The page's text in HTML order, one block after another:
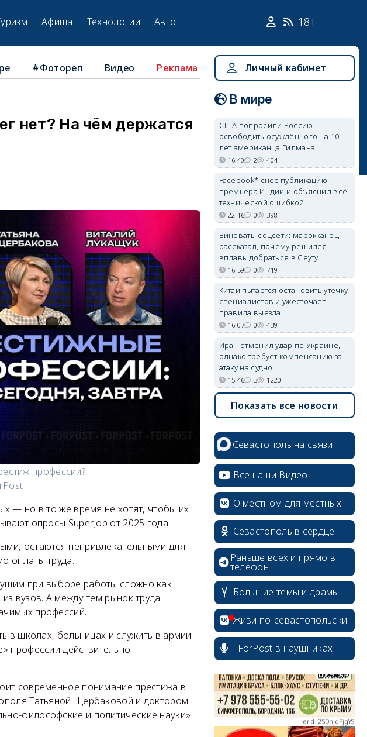
Афиша Технологии Авто 18+
#Фотореп Видео Реклама
нет? На чём держатся
профессии?
— но в то же время не хотят, чтобы их
опросы SuperJob от 2025 года.
остаются непривлекательными для
оплаты труда.
при выборе работы сложно как
вузов. А между тем рынок труда
профессий.
в школах, больницах и служить в армии
профессии действительно
современное понимание престижа в
Татьяной Щербаковой и доктором
философские и политические науки»
Личный кабинет
В мире
США попросили Россию
освободить осуждённого на 10
лет американца Гилмана
16:40 2 404
Facebook* снёс публикацию
премьера Индии и объяснил всё
технической ошибкой
22:16 0 398
Виноваты соцсети: марокканец
рассказал, почему решился
вплавь добраться в Сеуту
16:59 0 719
Китай пытается остановить утечку
специалистов и ужесточает
правила выезда
16:07 0 439
Иран отменил удар по Украине,
однако требует компенсацию за
атаку на судно
15:46 3 1220
Показать все новости
Севастополь на связи
Все наши Видео
О местном для местных
Севастополь в сердце
Раньше всех и прямо в
телефон
Большие темы и драмы
Живи по-севастопольски
ForPost в наушниках
erid: 2SDnjcrDNw6
erid: 2SDnjdPjgYS